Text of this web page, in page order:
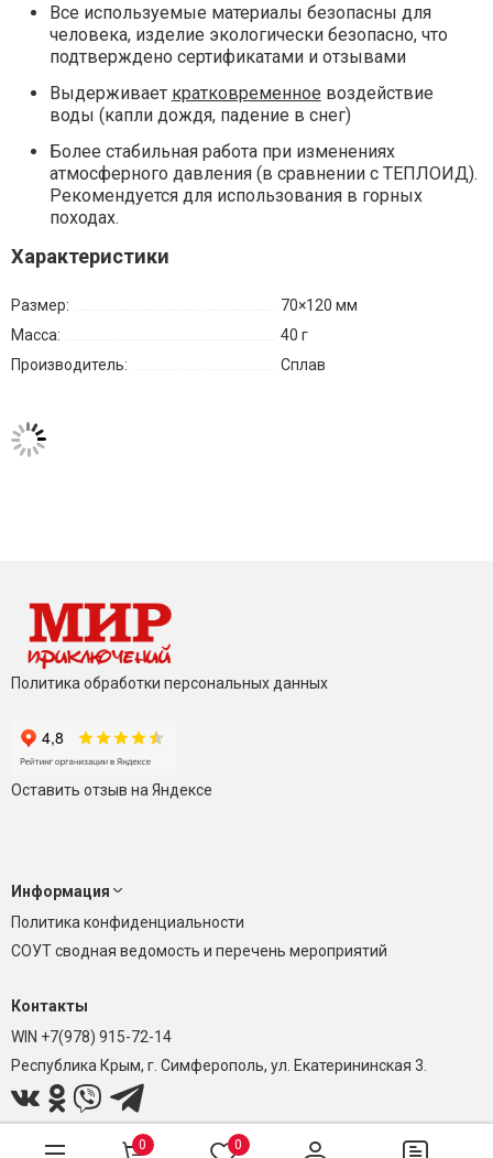
Все используемые материалы безопасны для
человека, изделие экологически безопасно, что
подтверждено сертификатами и отзывами
Выдерживает кратковременное воздействие
воды (капли дождя, падение в снег)
Более стабильная работа при изменениях
атмосферного давления (в сравнении с ТЕПЛОИД).
Рекомендуется для использования в горных
походах.
Характеристики
Размер:
70×120 мм
Масса:
40 г
Производитель:
Сплав
Политика обработки персональных данных
Оставить отзыв на Яндексе
Информация
Политика конфиденциальности
СОУТ сводная ведомость и перечень мероприятий
Контакты
WIN +7(978) 915-72-14
Республика Крым, г. Симферополь, ул. Екатерининская 3.
0 0